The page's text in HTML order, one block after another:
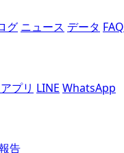
グ ニュース データ FAQ
プリ LINE WhatsApp
告